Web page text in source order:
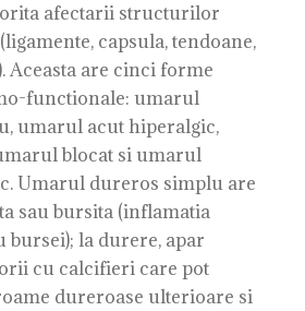
afectarii structurilor
capsula, tendoane,
Aceasta are cinci forme
functionale: umarul
umarul acut hiperalgic,
blocat si umarul
Umarul dureros simplu are
sau bursita (inflamatia
bursei); la durere, apar
cu calcifieri care pot
dureroase ulterioare si